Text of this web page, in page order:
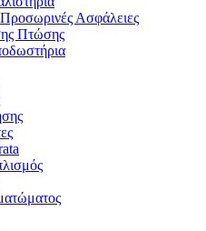
Ασφάλειες
Πτώσης